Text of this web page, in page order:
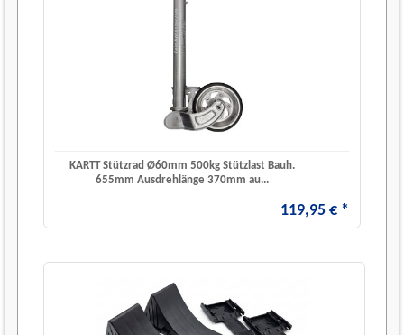
KARTT Stützrad Ø60mm 500kg Stützlast Bauh.
655mm Ausdrehlänge 370mm au...
119,95 € *